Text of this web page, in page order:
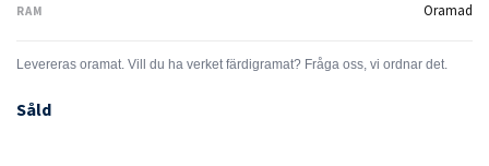
RAM Oramad
Såld